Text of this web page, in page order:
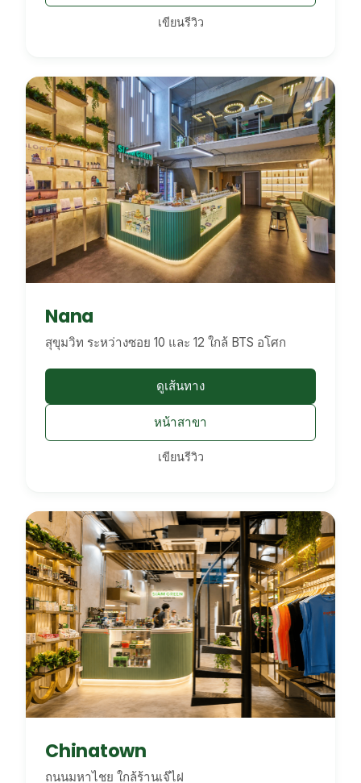
เขียนรีวิว
Nana
สุขุมวิท ระหว่างซอย 10 และ 12 ใกล้ BTS อโศก
ดูเส้นทาง
หน้าสาขา
เขียนรีวิว
Chinatown
ถนนมหาไชย ใกล้ร้านเจ๊ไฝ